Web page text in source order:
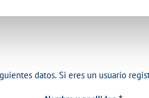
datos. Si eres un usuario